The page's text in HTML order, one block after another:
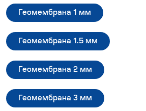
Геомембрана 1 мм
Геомембрана 1.5 мм
Геомембрана 2 мм
Геомембрана 3 мм